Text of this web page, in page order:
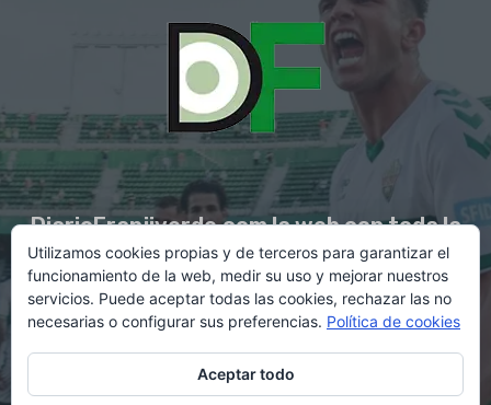
DiarioFranjiverde.com la web con toda la
información del Elche C.F.
Contacto en:diario@franjiverde.com
Utilizamos cookies propias y de terceros para garantizar el
funcionamiento de la web, medir su uso y mejorar nuestros
servicios. Puede aceptar todas las cookies, rechazar las no
necesarias o configurar sus preferencias. Política de cookies
Aceptar todo